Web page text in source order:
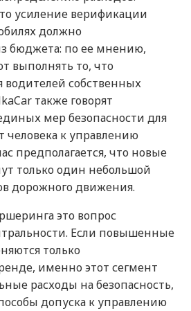
усиление верификации
должно
бюджета: по ее мнению,
выполнять то, что
водителей собственных
также говорят
мер безопасности для
человека к управлению
предполагается, что новые
только один небольшой
дорожного движения.
это вопрос
Если повышенные
только
именно этот сегмент
расходы на безопасность,
допуска к управлению